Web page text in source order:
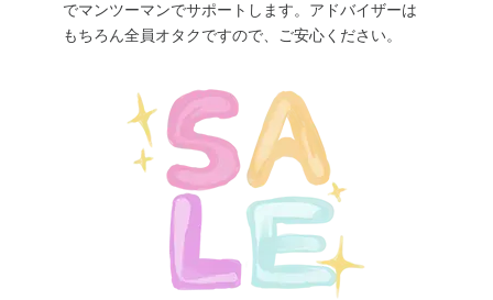
でマンツーマンでサポートします。アドバイザーは
もちろん全員オタクですので、ご安心ください。